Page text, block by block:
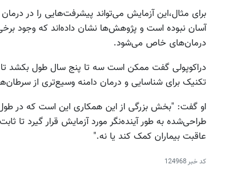
برای مثال،‌این آزمایش می‌تواند پیشرفت‌هایی را در
آسان نبوده است و پژوهش‌ها نشان داده‌اند که وجود
درمان‌های خاص می‌شود.
دراکوپولی گفت ممکن است سه تا پنج سال طول بکشد تا
تکنیک برای شناسایی و درمان دامنه وسیع‌تری از
او گفت: "بخش بزرگی از این همکاری این است که در طول
طراحی‌شده به طور آینده‌نگر مورد آزمایش قرار گیرد تا
عاقبت بیماران کمک کند یا نه."
کد خبر124968